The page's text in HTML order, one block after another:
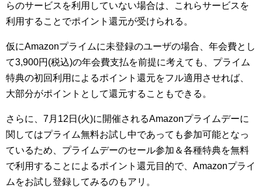
らのサービスを利用していない場合は、これらサービスを
利用することでポイント還元が受けられる。
仮にAmazonプライムに未登録のユーザの場合、年会費とし
て3,900円(税込)の年会費支払を前提に考えても、プライム
特典の初回利用によるポイント還元をフル適用させれば、
大部分がポイントとして還元することもできる。
さらに、7月12日(火)に開催されるAmazonプライムデーに
関してはプライム無料お試し中であっても参加可能となっ
ているため、プライムデーのセール参加＆各種特典を無料
で利用することによるポイント還元目的で、Amazonプライ
ムをお試し登録してみるのもアリ。